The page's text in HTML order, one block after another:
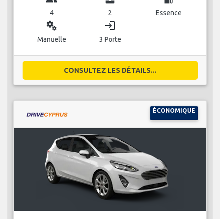
4 2 Essence
miscellaneous_services
Manuelle
login
3 Porte
CONSULTEZ LES DÉTAILS...
ÉCONOMIQUE